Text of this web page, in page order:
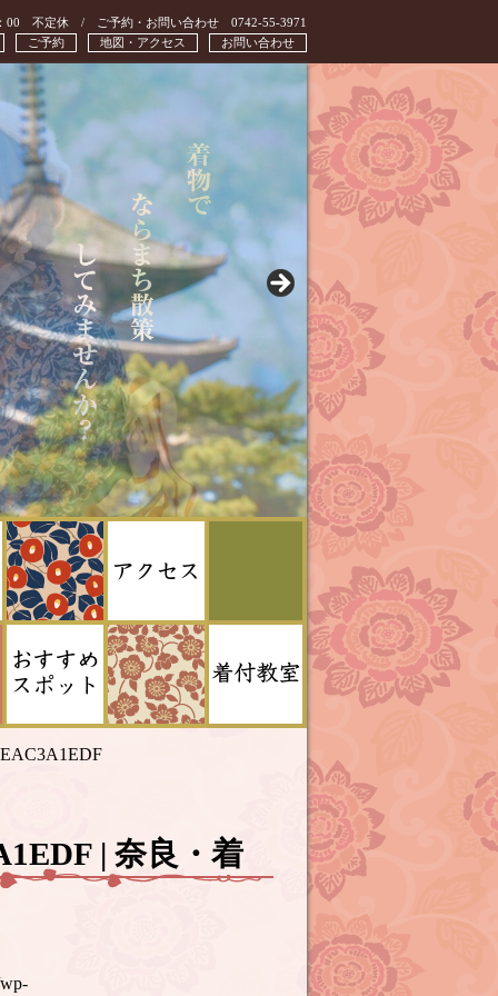
00 不定休 / ご予約・お問い合わせ 0742-55-3971
お問い合わせ
地図・アクセス
ご予約
| 奈良・着